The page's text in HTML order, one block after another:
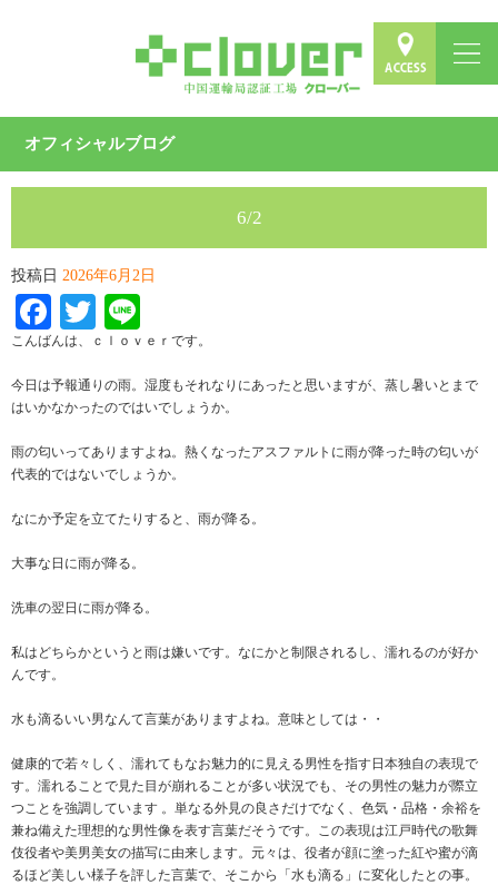
オフィシャルブログ
6/2
投稿日 2026年6月2日
Facebook
Twitter
こんばんは、ｃｌｏｖｅｒです。
今日は予報通りの雨。湿度もそれなりにあったと思いますが、蒸し暑いとまで
はいかなかったのではいでしょうか。
雨の匂いってありますよね。熱くなったアスファルトに雨が降った時の匂いが
代表的ではないでしょうか。
なにか予定を立てたりすると、雨が降る。
大事な日に雨が降る。
洗車の翌日に雨が降る。
私はどちらかというと雨は嫌いです。なにかと制限されるし、濡れるのが好か
んです。
水も滴るいい男なんて言葉がありますよね。意味としては・・
健康的で若々しく、濡れてもなお魅力的に見える男性を指す日本独自の表現で
す。濡れることで見た目が崩れることが多い状況でも、その男性の魅力が際立
つことを強調しています 。単なる外見の良さだけでなく、色気・品格・余裕を
兼ね備えた理想的な男性像を表す言葉だそうです。この表現は江戸時代の歌舞
伎役者や美男美女の描写に由来します。元々は、役者が顔に塗った紅や蜜が滴
るほど美しい様子を評した言葉で、そこから「水も滴る」に変化したとの事。